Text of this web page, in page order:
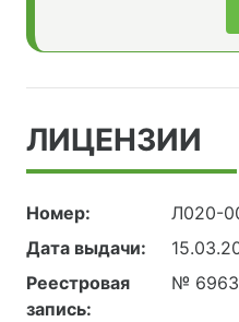
ЛИЦЕНЗИИ
Номер:
Л020-
Дата выдачи:
Реестровая
запись:
№